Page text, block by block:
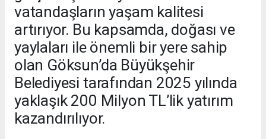
vatandaşların yaşam kalitesi
artırıyor. Bu kapsamda, doğası ve
yaylaları ile önemli bir yere sahip
olan Göksun’da Büyükşehir
Belediyesi tarafından 2025 yılında
yaklaşık 200 Milyon TL’lik yatırım
kazandırılıyor.